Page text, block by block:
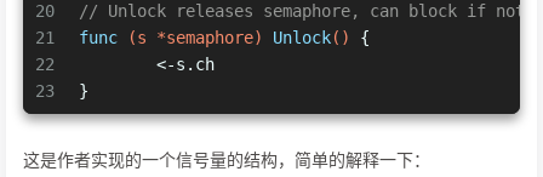
20
21
22
23
// Unlock releases semaphore, can block if
func
(s *semaphore) Unlock()
{
	<-s.ch
}
这是作者实现的一个信号量的结构，简单的解释一下：